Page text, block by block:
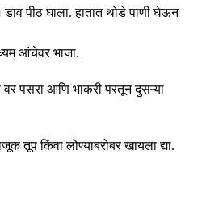
पीठ घाला.हातात थोडे पाणी घेऊन
आंचेवर भाजा.
वर पसरा आणि भाकरी परतून दुसऱ्या
तूप किंवा लोण्याबरोबर खायला द्या.